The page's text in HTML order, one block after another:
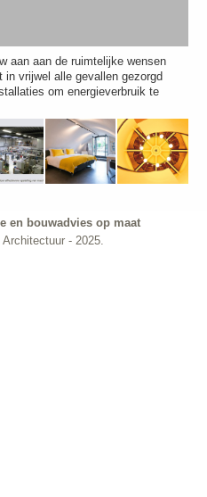
aan aan de ruimtelijke wensen
in vrijwel alle gevallen gezorgd
om energieverbruik te
en bouwadvies op maat
- 2025.